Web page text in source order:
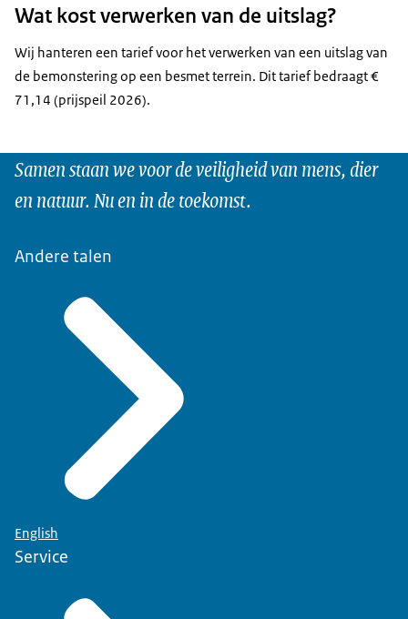
Wat kost verwerken van de uitslag?
Wij hanteren een tarief voor het verwerken van een uitslag van
de bemonstering op een besmet terrein. Dit tarief bedraagt €
71,14 (prijspeil 2026).
Samen staan we voor de veiligheid van mens, dier
en natuur. Nu en in de toekomst.
Andere talen
English
Service